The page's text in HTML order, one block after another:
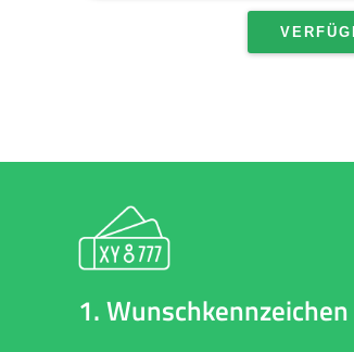
1. Wunschkennzeichen